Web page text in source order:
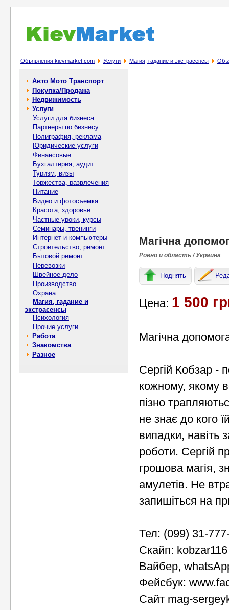
Объявления kievmarket.com Услуги Магия, гадание и экстрасенсы
Авто Мото Транспорт
Покупка/Продажа
Недвижимость
Услуги
Услуги для бизнеса
Партнеры по бизнесу
Полиграфия, реклама
Юридические услуги
Финансовые
Бухгалтерия, аудит
Туризм, визы
Торжества, развлечения
Питание
Видео и фотосъемка
Красота, здоровье
Частные уроки, курсы
Семинары, тренинги
Интернет и компьютеры
Строительство, ремонт
Бытовой ремонт
Перевозки
Швейное дело
Производство
Охрана
Магия, гадание и
экстрасенсы
Психология
Прочие услуги
Работа
Знакомства
Разное
Магічна
Ровно и область / Украина
Поднять
Цена: 1 500
Магічна
Сергій Кобзар -
кожному, якому
пізно
не знає до кого
випадки, навіть
роботи. Сергій
грошова магія,
амулетів. Не
запишіться на
Тел: (099) 31-
Скайп: kobzar116
Вайбер,
Фейсбук:
Сайт mag-